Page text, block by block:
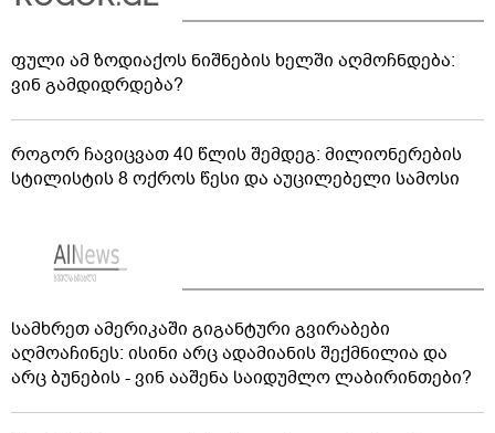
ფული ამ ზოდიაქოს ნიშნების ხელში აღმოჩნდება:
ვინ გამდიდრდება?
როგორ ჩავიცვათ 40 წლის შემდეგ: მილიონერების
სტილისტის 8 ოქროს წესი და აუცილებელი სამოსი
სამხრეთ ამერიკაში გიგანტური გვირაბები
აღმოაჩინეს: ისინი არც ადამიანის შექმნილია და
არც ბუნების - ვინ ააშენა საიდუმლო ლაბირინთები?